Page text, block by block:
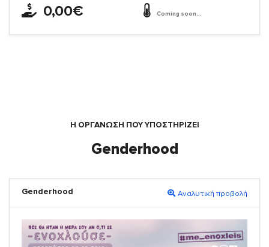
0,00€ Coming soon...
Η ΟΡΓΆΝΩΣΗ ΠΟΥ ΥΠΟΣΤΗΡΙΖΕΙ
Genderhood
Genderhood Αναλυτική προβολή